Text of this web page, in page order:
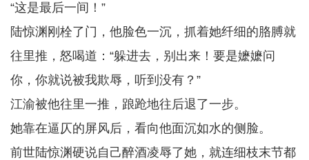
“这是最后一间！”
陆惊渊刚栓了门，他脸色一沉，抓着她纤细的胳膊就
往里推，怒喝道：“躲进去，别出来！要是嬷嬷问
你，你就说被我欺辱，听到没有？”
江渝被他往里一推，踉跄地往后退了一步。
她靠在逼仄的屏风后，看向他面沉如水的侧脸。
前世陆惊渊硬说自己醉酒凌辱了她，就连细枝末节都